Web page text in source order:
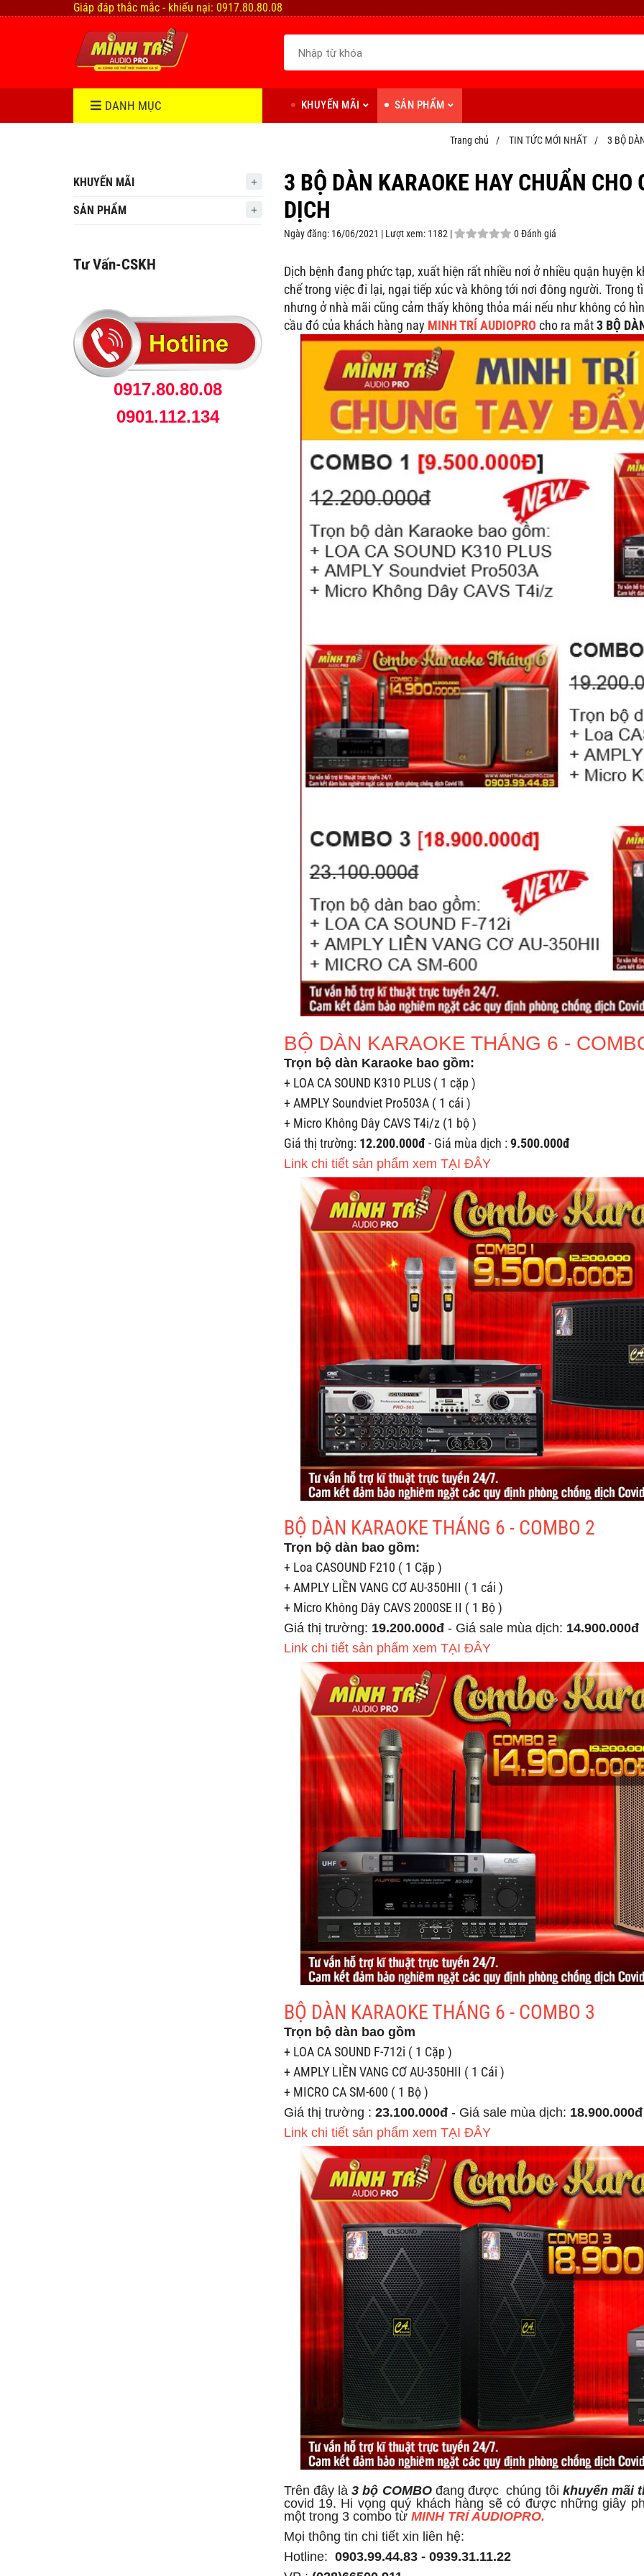
Giáp đáp thắc mắc - khiếu nại: 0917.80.80.08
DANH MỤC KHUYẾN MÃI SẢN PHẨM
Trang chủ / TIN TỨC MỚI NHẤT / 3 BỘ
3 BỘ DÀN KARAOKE HAY CHUẨN
DỊCH
Ngày đăng: 16/06/2021 | Lượt xem: 1182 | 0 Đánh giá
Dịch bệnh đang phức tạp, xuất hiện rất nhiều nơi ở nhiều quận huyện
chế trong việc đi lại, ngại tiếp xúc và không tới nơi đông người. Trong
nhưng ở nhà mãi cũng cảm thấy không thỏa mái nếu như không có
cầu đó của khách hàng nay MINH TRÍ AUDIOPRO cho ra mắt3 BỘ
BỘ DÀN KARAOKE THÁNG 6 -
Trọn bộ dàn Karaoke bao gồm:
+ LOA CA SOUND K310 PLUS ( 1 cặp )
+ AMPLY Soundviet Pro503A ( 1 cái )
+ Micro Không Dây CAVS T4i/z (1 bộ )
Giá thị trường: 12.200.000đ- Giá mùa dịch : 9.500.000đ
Link chi tiết sản phẩm xem TẠI ĐÂY
BỘ DÀN KARAOKE THÁNG 6 - COMBO 2
Trọn bộ dàn bao gồm:
+ Loa CASOUND F210 ( 1 Cặp )
+ AMPLY LIỀN VANG CƠ AU-350HII ( 1 cái )
+ Micro Không Dây CAVS 2000SE II ( 1 Bộ )
Giá thị trường: 19.200.000đ - Giá sale mùa dịch: 14.900.000đ
Link chi tiết sản phẩm xem TẠI ĐÂY
BỘ DÀN KARAOKE THÁNG 6 - COMBO 3
Trọn bộ dàn bao gồm
+ LOA CA SOUND F-712i ( 1 Cặp )
+ AMPLY LIỀN VANG CƠ AU-350HII ( 1 Cái )
+ MICRO CA SM-600 ( 1 Bộ )
Giá thị trường : 23.100.000đ- Giá sale mùa dịch: 18.900.000đ
Link chi tiết sản phẩm xem TẠI ĐÂY
Trên đây là 3 bộ COMBOđang được chúng tôi khuyến mãi
covid 19. Hi vọng quý khách hàng sẽ có được những giây
một trong 3 combo từ MINH TRÍ AUDIOPRO.
Mọi thông tin chi tiết xin liên hệ:
Hotline: 0903.99.44.83 - 0939.31.11.22
KHUYẾN MÃI
SẢN PHẨM
Tư Vấn-CSKH
0917.80.80.08
0901.112.134